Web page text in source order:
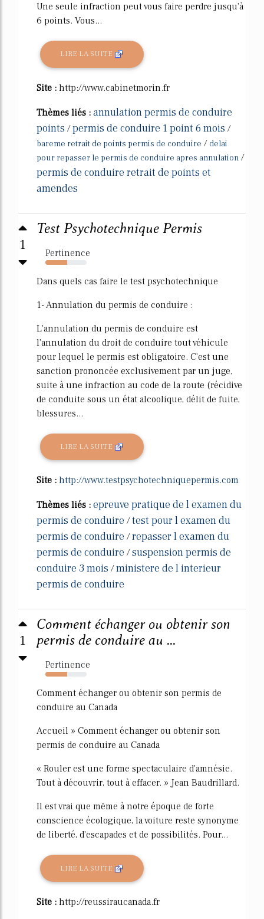
Une seule infraction peut vous faire perdre jusqu'à
6 points. Vous...
LIRE LA SUITE
Site : http://www.cabinetmorin.fr
Thèmes liés : annulation permis de conduire
points /permis de conduire 1 point 6 mois /
bareme retrait de points permis de conduire / delai
pour repasser le permis de conduire apres annulation /
permis de conduire retrait de points et
amendes
1
Test Psychotechnique Permis
Pertinence
53%
Dans quels cas faire le test psychotechnique
1- Annulation du permis de conduire :
L'annulation du permis de conduire est
l'annulation du droit de conduire tout véhicule
pour lequel le permis est obligatoire. C'est une
sanction prononcée exclusivement par un juge,
suite à une infraction au code de la route (récidive
de conduite sous un état alcoolique, délit de fuite,
blessures...
LIRE LA SUITE
Site : http://www.testpsychotechniquepermis.com
Thèmes liés : epreuve pratique de l examen du
permis de conduire /test pour l examen du
permis de conduire /repasser l examen du
permis de conduire /suspension permis de
conduire 3 mois /ministere de l interieur
permis de conduire
1
Comment échanger ou obtenir son
permis de conduire au ...
Pertinence
53%
Comment échanger ou obtenir son permis de
conduire au Canada
Accueil » Comment échanger ou obtenir son
permis de conduire au Canada
« Rouler est une forme spectaculaire d'amnésie.
Tout à découvrir, tout à effacer. » Jean Baudrillard.
Il est vrai que même à notre époque de forte
conscience écologique, la voiture reste synonyme
de liberté, d'escapades et de possibilités. Pour...
LIRE LA SUITE
Site : http://reussiraucanada.fr